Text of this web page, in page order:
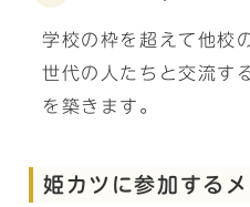
学校の枠を超えて他校
世代の人たちと交流す
を築きます。
姫カツに参加する